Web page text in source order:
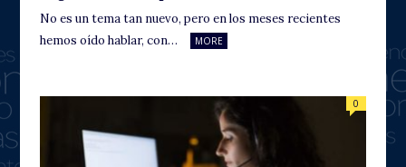
No es un tema tan nuevo, pero en los meses recientes
hemos oído hablar, con…
MORE
0